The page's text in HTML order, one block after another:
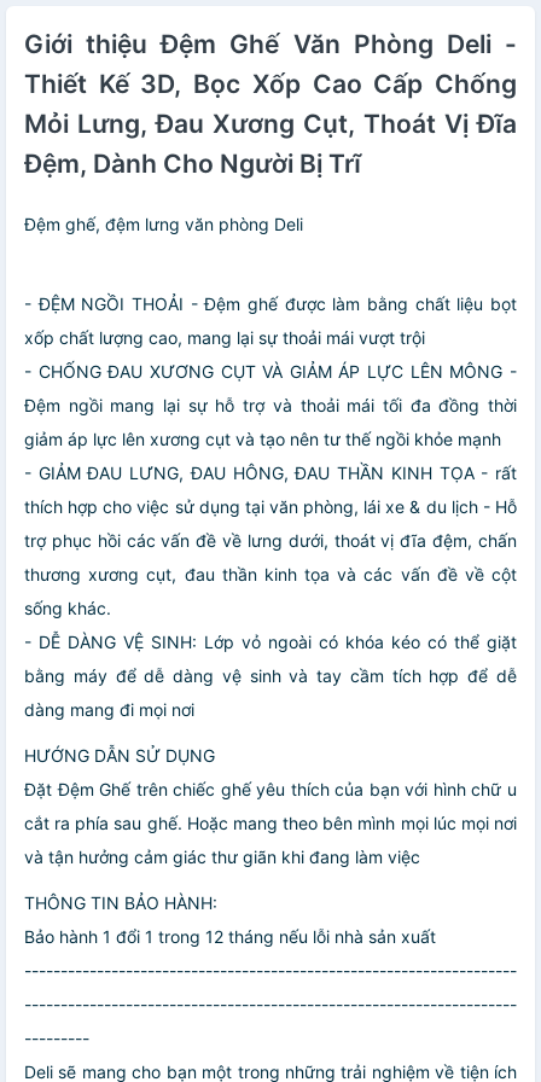
Năm
Sinh, Văn Phòng,
Game Thủ,
Gaming - Hàng
Chính Hãng
Giới thiệu Đệm Ghế Văn Phòng Deli -
Thiết Kế 3D, Bọc Xốp Cao Cấp Chống
Mỏi Lưng, Đau Xương Cụt, Thoát Vị Đĩa
Đệm, Dành Cho Người Bị Trĩ
Đệm ghế, đệm lưng văn phòng Deli
- ĐỆM NGỒI THOẢI - Đệm ghế được làm bằng chất liệu bọt
xốp chất lượng cao, mang lại sự thoải mái vượt trội
- CHỐNG ĐAU XƯƠNG CỤT VÀ GIẢM ÁP LỰC LÊN MÔNG -
Đệm ngồi mang lại sự hỗ trợ và thoải mái tối đa đồng thời
giảm áp lực lên xương cụt và tạo nên tư thế ngồi khỏe mạnh
- GIẢM ĐAU LƯNG, ĐAU HÔNG, ĐAU THẦN KINH TỌA - rất
thích hợp cho việc sử dụng tại văn phòng, lái xe & du lịch - Hỗ
trợ phục hồi các vấn đề về lưng dưới, thoát vị đĩa đệm, chấn
thương xương cụt, đau thần kinh tọa và các vấn đề về cột
sống khác.
- DỄ DÀNG VỆ SINH: Lớp vỏ ngoài có khóa kéo có thể giặt
bằng máy để dễ dàng vệ sinh và tay cầm tích hợp để dễ
dàng mang đi mọi nơi
HƯỚNG DẪN SỬ DỤNG
Đặt Đệm Ghế trên chiếc ghế yêu thích của bạn với hình chữ u
cắt ra phía sau ghế. Hoặc mang theo bên mình mọi lúc mọi nơi
và tận hưởng cảm giác thư giãn khi đang làm việc
THÔNG TIN BẢO HÀNH:
Bảo hành 1 đổi 1 trong 12 tháng nếu lỗi nhà sản xuất
--------------------------------------------------------------------
--------------------------------------------------------------------
---------
Deli sẽ mang cho bạn một trong những trải nghiệm về tiện ích